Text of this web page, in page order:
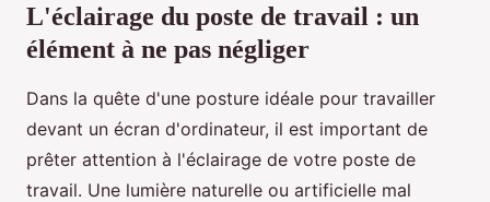
L'éclairage du poste de travail : un
élément à ne pas négliger
Dans la quête d'une posture idéale pour travailler
devant un écran d'ordinateur, il est important de
prêter attention à l'éclairage de votre poste de
travail. Une lumière naturelle ou artificielle mal